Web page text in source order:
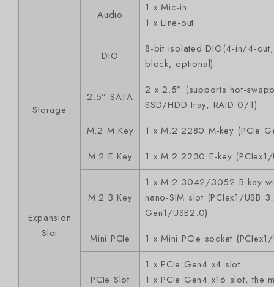
Audio
1 x Mic-in
1 x Line-out
DIO
8-bit isolated DIO(4-in/4-
block, optional)
Storage
2.5” SATA
2 x 2.5” (supports hot-
SSD/HDD tray, RAID 0/1)
M.2 M Key
1 x M.2 2280 M-key (PCIe
Expansion
Slot
M.2 E Key 1 x M.2 2230 E-key (PCIex1/
M.2 B Key
1 x M.2 3042/3052 B-key
nano-SIM slot (PCIex1/USB
Gen1/USB2.0)
Mini PCIe
1 x Mini PCIe socket
PCIe Slot
1 x PCIe Gen4 x4 slot
1 x PCIe Gen4 x16 slot, the